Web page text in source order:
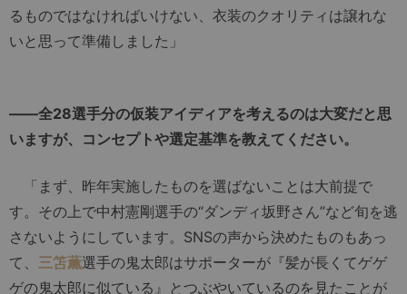
るものではなければいけない、衣装のクオリティは譲れな
いと思って準備しました」
――全28選手分の仮装アイディアを考えるのは大変だと思
いますが、コンセプトや選定基準を教えてください。
「まず、昨年実施したものを選ばないことは大前提で
す。その上で中村憲剛選手の“ダンディ坂野さん”など旬を逃
さないようにしています。SNSの声から決めたものもあっ
て、 三笘薫選手の鬼太郎はサポーターが『髪が長くてゲゲ
ゲの鬼太郎に似ている』とつぶやいているのを見たことが